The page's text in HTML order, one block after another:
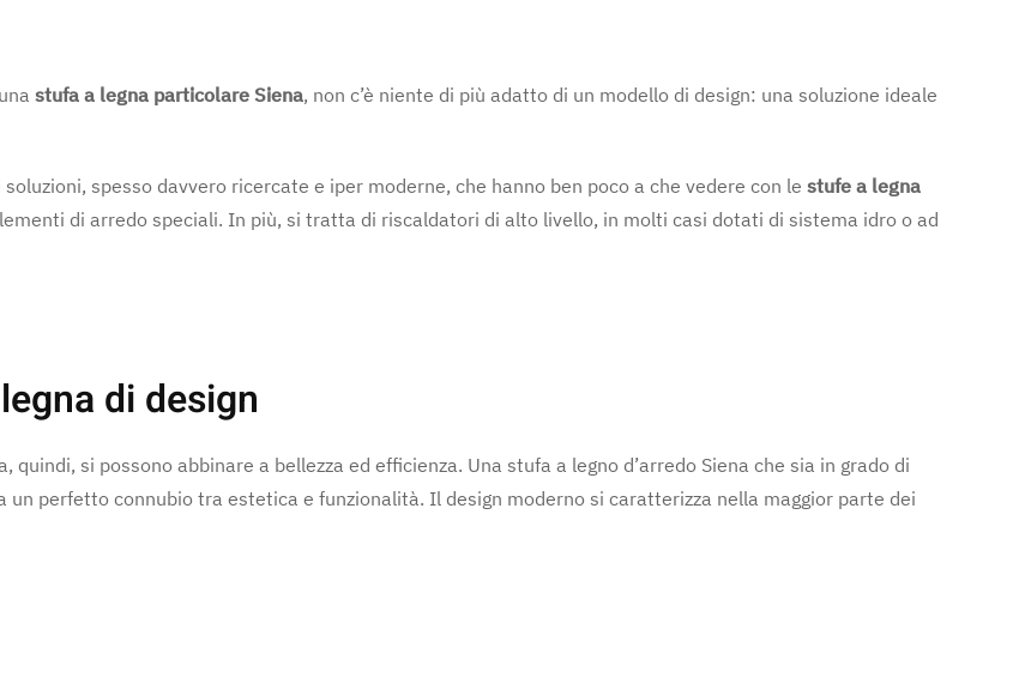
stufa a legna particolare Siena, non c’è niente di più adatto di un modello di design: una soluzione ideale
spesso davvero ricercate e iper moderne, che hanno ben poco a che vedere con le stufe a legna
di arredo speciali. In più, si tratta di riscaldatori di alto livello, in molti casi dotati di sistema idro o ad
di design
quindi, si possono abbinare a bellezza ed efficienza. Una stufa a legno d’arredo Siena che sia in grado di
perfetto connubio tra estetica e funzionalità. Il design moderno si caratterizza nella maggior parte dei